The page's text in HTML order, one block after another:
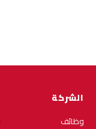
الشركة
وظائف